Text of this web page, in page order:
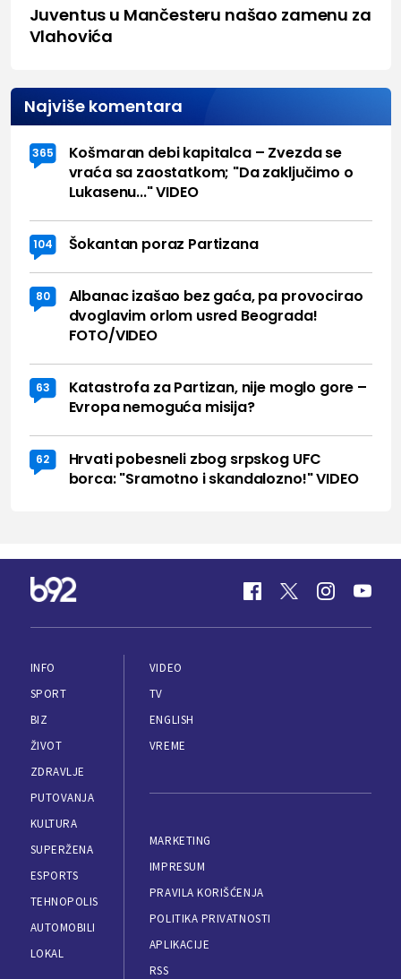
Juventus u Mančesteru našao zamenu za
Vlahovića
Najviše komentara
365
Košmaran debi kapitalca – Zvezda se
vraća sa zaostatkom; "Da zaključimo o
Lukasenu..." VIDEO
104 Šokantan poraz Partizana
80
Albanac izašao bez gaća, pa provocirao
dvoglavim orlom usred Beograda!
FOTO/VIDEO
63
Katastrofa za Partizan, nije moglo gore –
Evropa nemoguća misija?
62
Hrvati pobesneli zbog srpskog UFC
borca: "Sramotno i skandalozno!" VIDEO
INFO
SPORT
BIZ
ŽIVOT
ZDRAVLJE
PUTOVANJA
KULTURA
SUPERŽENA
ESPORTS
TEHNOPOLIS
AUTOMOBILI
LOKAL
VIDEO
TV
ENGLISH
VREME
MARKETING
IMPRESUM
PRAVILA KORIŠĆENJA
POLITIKA PRIVATNOSTI
APLIKACIJE
RSS